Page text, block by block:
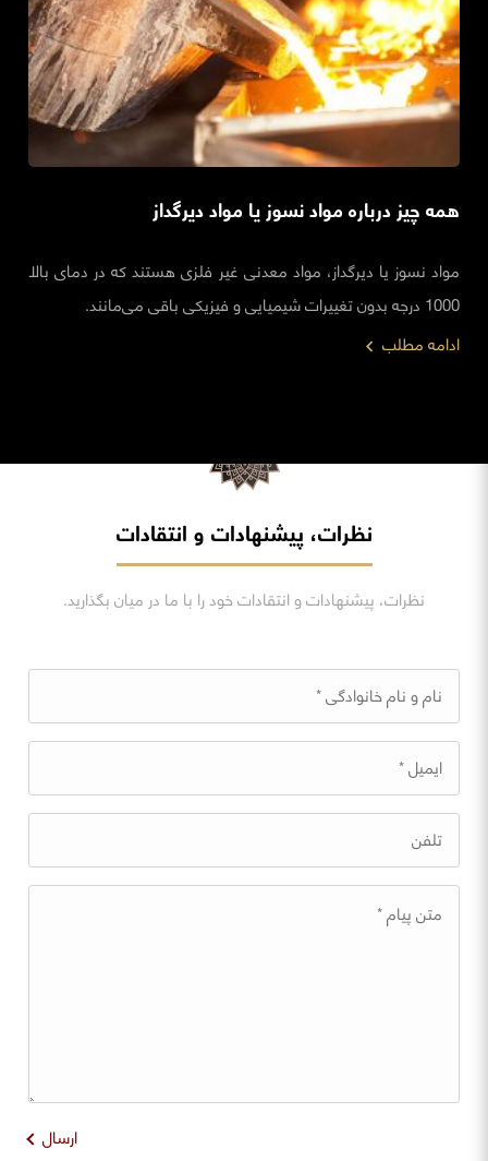
همه چیز درباره مواد نسوز یا مواد دیرگداز
مواد نسوز یا دیرگداز، مواد معدنی غیر فلزی هستند که در دمای بالا
1000 درجه بدون تغییرات شیمیایی و فیزیکی باقی می‌مانند.
ادامه مطلب
نظرات، پیشنهادات و انتقادات
نظرات، پیشنهادات و انتقادات خود را با ما در میان بگذارید.
ارسال